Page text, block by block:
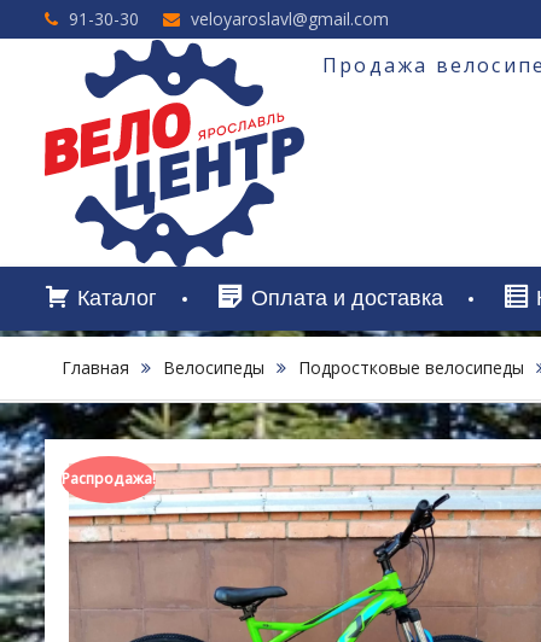
Перейти
к
91-30-30 veloyaroslavl@gmail.com
Продажа
Каталог Оплата и доставка
Главная Велосипеды Подростковые велосипеды
Распродажа!